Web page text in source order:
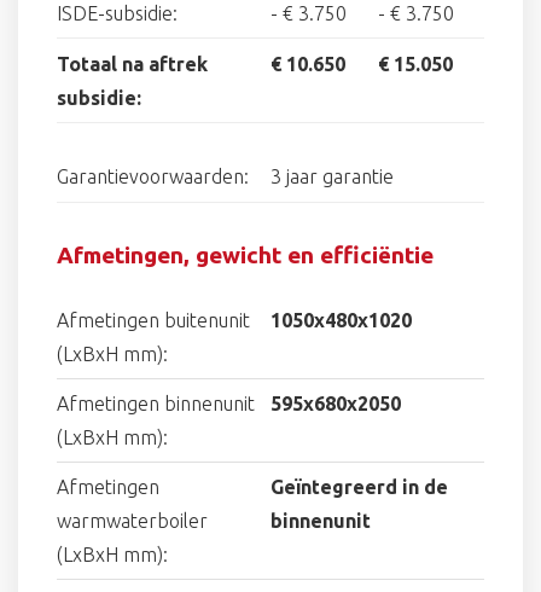
ISDE-subsidie: - € 3.750 - € 3.750
Totaal na aftrek
subsidie:
€ 10.650 € 15.050
Garantievoorwaarden: 3 jaar garantie
Afmetingen, gewicht en efficiëntie
Afmetingen buitenunit
(LxBxH mm):
1050x480x1020
Afmetingen binnenunit
(LxBxH mm):
595x680x2050
Afmetingen
warmwaterboiler
(LxBxH mm):
Geïntegreerd in de
binnenunit